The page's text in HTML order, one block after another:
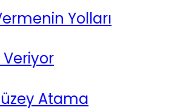
Yolları
Atama